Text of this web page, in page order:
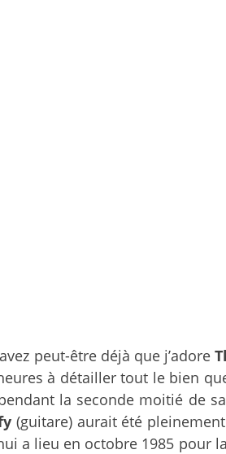
peut-être déjà que j’adore
à détailler tout le bien
la seconde moitié de
(guitare) aurait été
a lieu en octobre 1985 pour